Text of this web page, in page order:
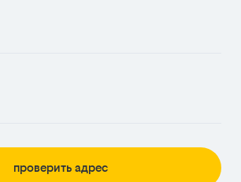
проверить адрес